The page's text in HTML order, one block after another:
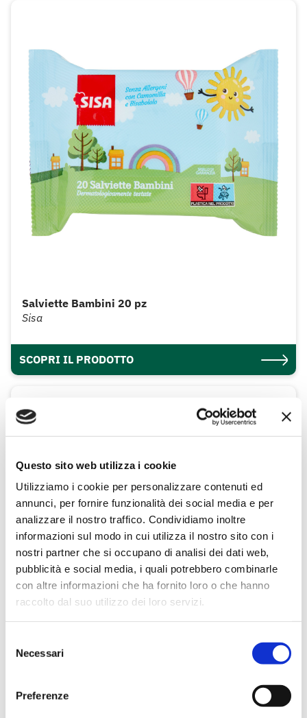
Questo sito web utilizza i cookie
Utilizziamo i cookie per personalizzare contenuti ed
annunci, per fornire funzionalità dei social media e per
analizzare il nostro traffico. Condividiamo inoltre
informazioni sul modo in cui utilizza il nostro sito con i
nostri partner che si occupano di analisi dei dati web,
pubblicità e social media, i quali potrebbero combinarle
con altre informazioni che ha fornito loro o che hanno
raccolto dal suo utilizzo dei loro servizi.
delNecessari
Preferenze
Salviette Bambini 20 pz
Sisa
SCOPRI IL PRODOTTO
Salviette Bambini 72 pz
Sisa